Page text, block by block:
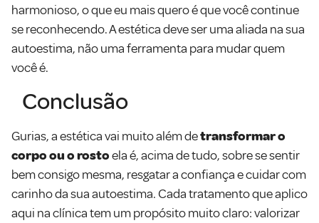
harmonioso, o que eu mais quero é que você continue
se reconhecendo. A estética deve ser uma aliada na sua
autoestima, não uma ferramenta para mudar quem
você é.
Conclusão
Gurias, a estética vai muito além detransformar o
corpo ou o rostoela é, acima de tudo, sobre se sentir
bem consigo mesma, resgatar a confiança e cuidar com
carinho da sua autoestima. Cada tratamento que aplico
aqui na clínica tem um propósito muito claro: valorizar